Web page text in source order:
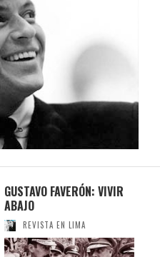
GUSTAVO FAVERÓN: VIVIR
ABAJO
REVISTA EN LIMA